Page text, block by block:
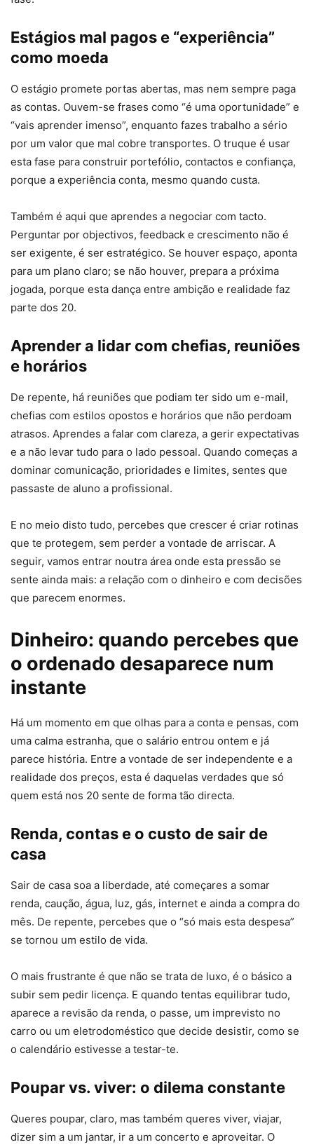
Estágios mal pagos e “experiência”
como moeda
O estágio promete portas abertas, mas nem sempre paga
as contas. Ouvem-se frases como “é uma oportunidade” e
“vais aprender imenso”, enquanto fazes trabalho a sério
por um valor que mal cobre transportes. O truque é usar
esta fase para construir portefólio, contactos e confiança,
porque a experiência conta, mesmo quando custa.
Também é aqui que aprendes a negociar com tacto.
Perguntar por objectivos, feedback e crescimento não é
ser exigente, é ser estratégico. Se houver espaço, aponta
para um plano claro; se não houver, prepara a próxima
jogada, porque esta dança entre ambição e realidade faz
parte dos 20.
Aprender a lidar com chefias, reuniões
e horários
De repente, há reuniões que podiam ter sido um e-mail,
chefias com estilos opostos e horários que não perdoam
atrasos. Aprendes a falar com clareza, a gerir expectativas
e a não levar tudo para o lado pessoal. Quando começas a
dominar comunicação, prioridades e limites, sentes que
passaste de aluno a profissional.
E no meio disto tudo, percebes que crescer é criar rotinas
que te protegem, sem perder a vontade de arriscar. A
seguir, vamos entrar noutra área onde esta pressão se
sente ainda mais: a relação com o dinheiro e com decisões
que parecem enormes.
Dinheiro: quando percebes que
o ordenado desaparece num
instante
Há um momento em que olhas para a conta e pensas, com
uma calma estranha, que o salário entrou ontem e já
parece história. Entre a vontade de ser independente e a
realidade dos preços, esta é daquelas verdades que só
quem está nos 20 sente de forma tão directa.
Renda, contas e o custo de sair de
casa
Sair de casa soa a liberdade, até começares a somar
renda, caução, água, luz, gás, internet e ainda a compra do
mês. De repente, percebes que o “só mais esta despesa”
se tornou um estilo de vida.
O mais frustrante é que não se trata de luxo, é o básico a
subir sem pedir licença. E quando tentas equilibrar tudo,
aparece a revisão da renda, o passe, um imprevisto no
carro ou um eletrodoméstico que decide desistir, como se
o calendário estivesse a testar-te.
Poupar vs. viver: o dilema constante
Queres poupar, claro, mas também queres viver, viajar,
dizer sim a um jantar, ir a um concerto e aproveitar. O